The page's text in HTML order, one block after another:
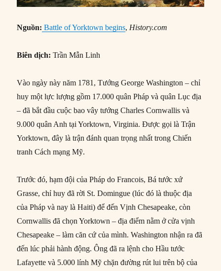
Nguồn: Battle of Yorktown begins, History.com
Biên dịch: Trần Mẫn Linh
Vào ngày này năm 1781, Tướng George Washington – chỉ
huy một lực lượng gồm 17.000 quân Pháp và quân Lục địa
– đã bắt đầu cuộc bao vây tướng Charles Cornwallis và
9.000 quân Anh tại Yorktown, Virginia. Được gọi là Trận
Yorktown, đây là trận đánh quan trọng nhất trong Chiến
tranh Cách mạng Mỹ.
Trước đó, hạm đội của Pháp do Francois, Bá tước xứ
Grasse, chỉ huy đã rời St. Domingue (lúc đó là thuộc địa
của Pháp và nay là Haiti) để đến Vịnh Chesapeake, còn
Cornwallis đã chọn Yorktown – địa điểm nằm ở cửa vịnh
Chesapeake – làm căn cứ của mình. Washington nhận ra đã
đến lúc phải hành động. Ông đã ra lệnh cho Hầu tước
Lafayette và 5.000 lính Mỹ chặn đường rút lui trên bộ của